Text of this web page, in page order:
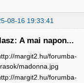
08-16 19:33:41
A mai napon...